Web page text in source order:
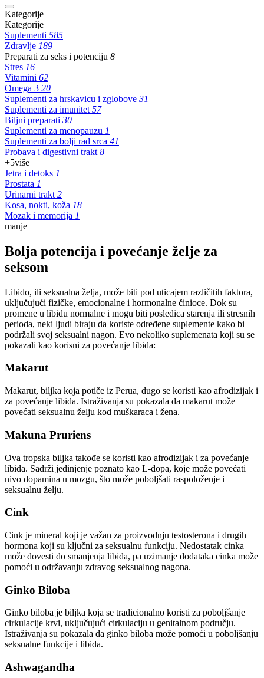
Kategorije
Kategorije
Suplementi 585
Zdravlje 189
Preparati za seks i potenciju 8
Stres 16
Vitamini 62
Omega 3 20
Suplementi za hrskavicu i zglobove 31
Suplementi za imunitet 57
Biljni preparati 30
Suplementi za menopauzu 1
Suplementi za bolji rad srca 41
Probava i digestivni trakt 8
+5više
Jetra i detoks 1
Prostata 1
Urinarni trakt 2
Kosa, nokti, koža 18
Mozak i memorija 1
manje
Bolja potencija i povećanje želje za
seksom
Libido, ili seksualna želja, može biti pod uticajem različitih faktora,
uključujući fizičke, emocionalne i hormonalne činioce. Dok su
promene u libidu normalne i mogu biti posledica starenja ili stresnih
perioda, neki ljudi biraju da koriste određene suplemente kako bi
podržali svoj seksualni nagon. Evo nekoliko suplemenata koji su se
pokazali kao korisni za povećanje libida:
Makarut
Makarut, biljka koja potiče iz Perua, dugo se koristi kao afrodizijak i
za povećanje libida. Istraživanja su pokazala da makarut može
povećati seksualnu želju kod muškaraca i žena.
Makuna Pruriens
Ova tropska biljka takođe se koristi kao afrodizijak i za povećanje
libida. Sadrži jedinjenje poznato kao L-dopa, koje može povećati
nivo dopamina u mozgu, što može poboljšati raspoloženje i
seksualnu želju.
Cink
Cink je mineral koji je važan za proizvodnju testosterona i drugih
hormona koji su ključni za seksualnu funkciju. Nedostatak cinka
može dovesti do smanjenja libida, pa uzimanje dodataka cinka može
pomoći u održavanju zdravog seksualnog nagona.
Ginko Biloba
Ginko biloba je biljka koja se tradicionalno koristi za poboljšanje
cirkulacije krvi, uključujući cirkulaciju u genitalnom području.
Istraživanja su pokazala da ginko biloba može pomoći u poboljšanju
seksualne funkcije i libida.
Ashwagandha